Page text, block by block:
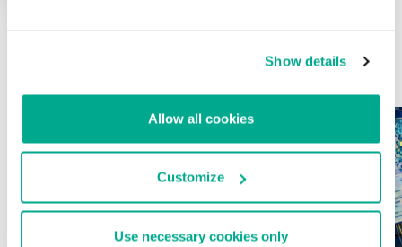
Show details
Allow all cookies
Customize
Use necessary cookies only
ÚLTIMAS PUBLICACIONES